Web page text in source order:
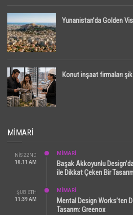
Yunanistan’da Golden
Konut inşaat firmaları
MIMARI
NIS 22ND
10:11 AM
MİMARİ
Başak Akkoyunlu
ile Dikkat Çeken Bir
ŞUB 6TH
11:39 AM
MİMARİ
Mental Design Works’ten
Tasarım: Greenox